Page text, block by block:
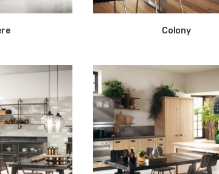
Colony